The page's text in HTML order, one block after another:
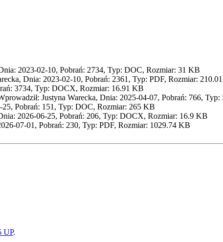
2023-02-10, Pobrań: 2734, Typ: DOC, Rozmiar: 31 KB
Dnia: 2023-02-10, Pobrań: 2361, Typ: PDF, Rozmiar:
3734, Typ: DOCX, Rozmiar: 16.91 KB
Justyna Warecka, Dnia: 2025-04-07, Pobrań: 766,
25, Pobrań: 151, Typ: DOC, Rozmiar: 265 KB
2026-06-25, Pobrań: 206, Typ: DOCX, Rozmiar: 16.9 KB
07-01, Pobrań: 230, Typ: PDF, Rozmiar: 1029.74 KB
UP.